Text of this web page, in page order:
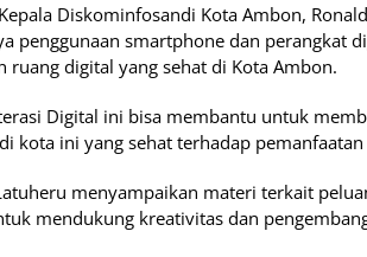
Diskominfosandi Kota Ambon,
penggunaan smartphone dan perangkat
ruang digital yang sehat di Kota Ambon.
Digital ini bisa membantu untuk
kota ini yang sehat terhadap
menyampaikan materi terkait
mendukung kreativitas dan